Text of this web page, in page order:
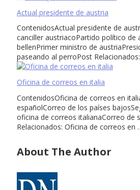
Actual presidente de austria
ContenidosActual presidente de
canciller austriacoPartido político de
bellenPrimer ministro de
paseando al perroPost
Oficina de correos en italia
ContenidosOficina de correos en
españolCorreo de los países
oficina de correos italianaCorreo de
Relacionados: Oficina de correos en
About The Author